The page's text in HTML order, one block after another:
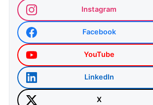
Instagram
Facebook
YouTube
LinkedIn
X